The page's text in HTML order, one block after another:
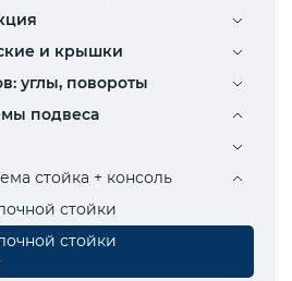
и крышки
углы, повороты
подвеса
стойка + консоль
стойки
стойки